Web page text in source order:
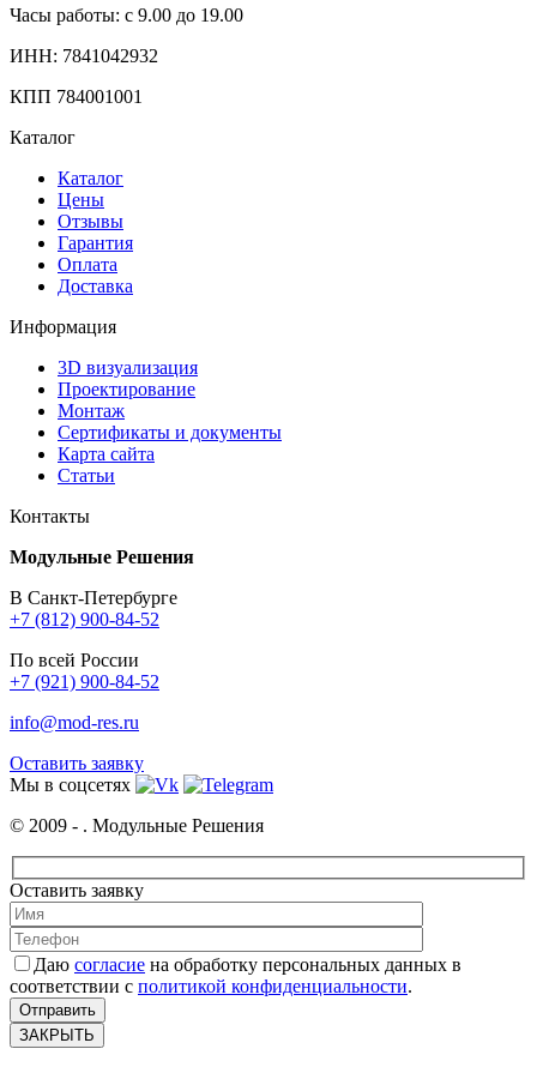
Часы работы: с 9.00 до 19.00
ИНН: 7841042932
КПП 784001001
Каталог
Каталог
Цены
Отзывы
Гарантия
Оплата
Доставка
Информация
3D визуализация
Проектирование
Монтаж
Сертификаты и документы
Карта сайта
Статьи
Контакты
Модульные Решения
В Санкт-Петербурге
+7 (812) 900-84-52
По всей России
+7 (921) 900-84-52
info@mod-res.ru
Оставить заявку
Мы в соцсетях
© 2009 - . Модульные Решения
Оставить заявку
Даю согласие на обработку персональных данных в
соответствии с политикой конфиденциальности.
ЗАКРЫТЬ